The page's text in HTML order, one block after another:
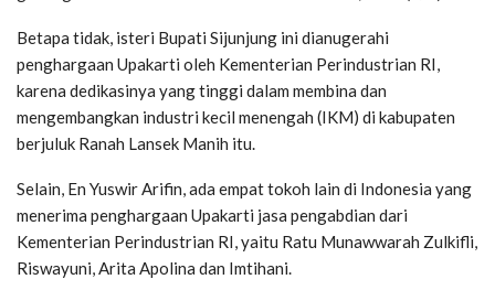
Betapa tidak, isteri Bupati Sijunjung ini dianugerahi
penghargaan Upakarti oleh Kementerian Perindustrian RI,
karena dedikasinya yang tinggi dalam membina dan
mengembangkan industri kecil menengah (IKM) di kabupaten
berjuluk Ranah Lansek Manih itu.
Selain, En Yuswir Arifin, ada empat tokoh lain di Indonesia yang
menerima penghargaan Upakarti jasa pengabdian dari
Kementerian Perindustrian RI, yaitu Ratu Munawwarah Zulkifli,
Riswayuni, Arita Apolina dan Imtihani.